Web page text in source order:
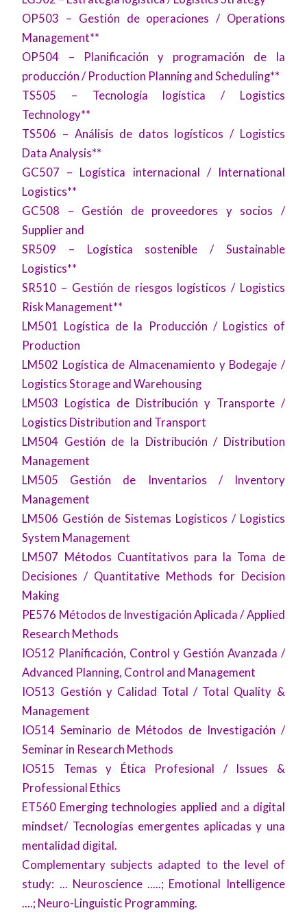
OP503 – Gestión de operaciones / Operations
Management**
OP504 – Planificación y programación de la
producción / Production Planning and Scheduling**
TS505 – Tecnología logística / Logistics
Technology**
TS506 – Análisis de datos logísticos / Logistics
Data Analysis**
GC507 – Logística internacional / International
Logistics**
GC508 – Gestión de proveedores y socios /
Supplier and
SR509 – Logística sostenible / Sustainable
Logistics**
SR510 – Gestión de riesgos logísticos / Logistics
Risk Management**
LM501 Logística de la Producción / Logistics of
Production
LM502 Logística de Almacenamiento y Bodegaje /
Logistics Storage and Warehousing
LM503 Logística de Distribución y Transporte /
Logistics Distribution and Transport
LM504 Gestión de la Distribución / Distribution
Management
LM505 Gestión de Inventarios / Inventory
Management
LM506 Gestión de Sistemas Logísticos / Logistics
System Management
LM507 Métodos Cuantitativos para la Toma de
Decisiones / Quantitative Methods for Decision
Making
PE576 Métodos de Investigación Aplicada / Applied
Research Methods
IO512 Planificación, Control y Gestión Avanzada /
Advanced Planning, Control and Management
IO513 Gestión y Calidad Total / Total Quality &
Management
IO514 Seminario de Métodos de Investigación /
Seminar in Research Methods
IO515 Temas y Ética Profesional / Issues &
Professional Ethics
ET560 Emerging technologies applied and a digital
mindset/ Tecnologías emergentes aplicadas y una
mentalidad digital.
Complementary subjects adapted to the level of
study: ... Neuroscience .....; Emotional Intelligence
....; Neuro-Linguistic Programming.